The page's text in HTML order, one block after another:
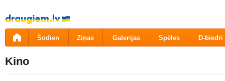
Pāriet
uz
saturu
Šodien Ziņas Galerijas Spēles D-biedri
Kino